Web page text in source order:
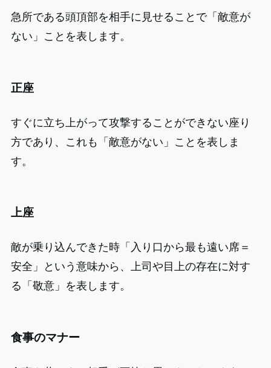
急所である頭頂部を相手に見せることで「敵意が
ない」ことを表します。
正座
すぐに立ち上がって攻撃することができない座り
方であり、これも「敵意がない」ことを表しま
す。
上座
敵が乗り込んできた時「入り口から最も遠い席＝
安全」という意味から、上司や目上の存在に対す
る「敬意」を表します。
食事のマナー